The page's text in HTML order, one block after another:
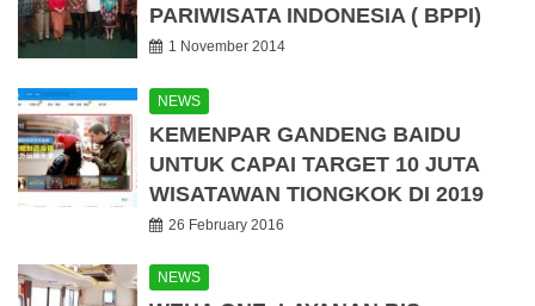
PARIWISATA INDONESIA ( BPPI)
1 November 2014
NEWS
KEMENPAR GANDENG BAIDU
UNTUK CAPAI TARGET 10 JUTA
WISATAWAN TIONGKOK DI 2019
26 February 2016
NEWS